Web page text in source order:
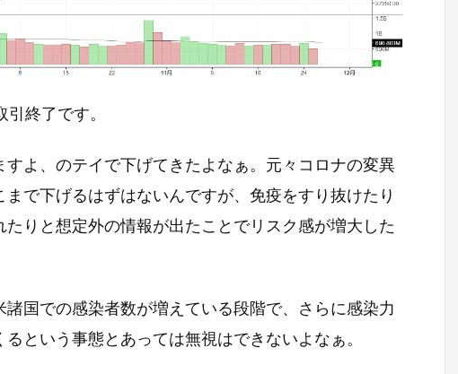
終了です。
よ、のテイで下げてきたよなぁ。元々コロナの変異
で下げるはずはないんですが、免疫をすり抜けたり
りと想定外の情報が出たことでリスク感が増大した
国での感染者数が増えている段階で、さらに感染力
という事態とあっては無視はできないよなぁ。